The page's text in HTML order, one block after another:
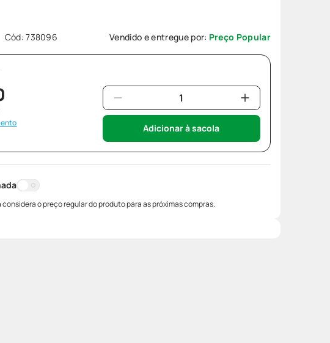
Cód:738096 Vendido e entregue por: Preço Popular
Adicionar à sacola
o preço regular do produto para as próximas compras.